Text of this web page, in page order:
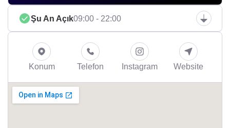
Şu An Açık09:00 - 22:00
Konum Telefon Instagram Website